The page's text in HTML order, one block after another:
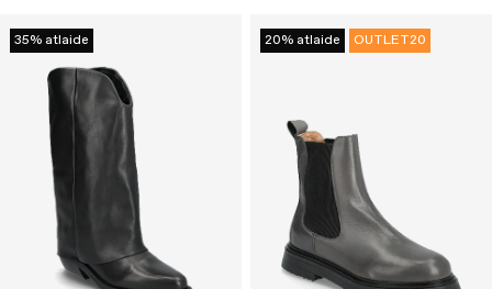
35% atlaide 20% atlaide OUTLET20